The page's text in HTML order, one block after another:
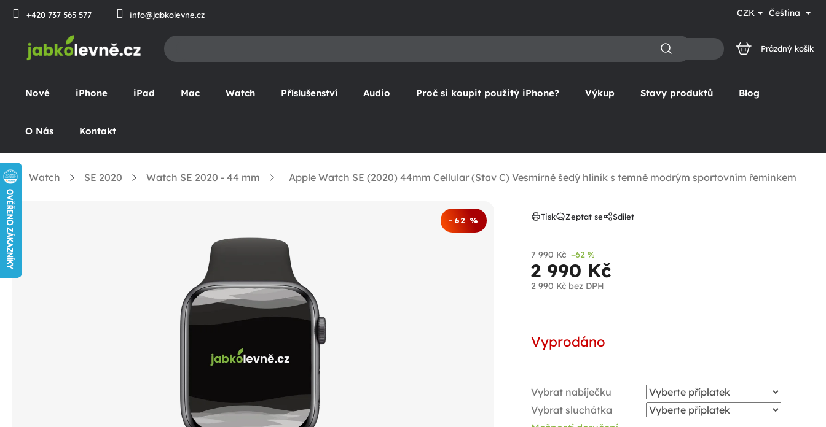
Přejít
+420 737 565 577 info@jabkolevne.cz CZK Čeština
NÁKUPNÍ
Prázdný košík
Nové iPhone iPad Mac Watch Příslušenství Audio Proč si koupit použitý iPhone? Výkup Stavy produktů Blog
O Nás Kontakt
Domů Watch SE 2020 Watch SE 2020 - 44 mm Apple Watch SE (2020) 44mm Cellular (Stav C) Vesmírně šedý hliník s temně modrým sportovním řemínkem
–62 %
7 990 Kč –62 %
2 990 Kč
2 990 Kč bez DPH
Vyprodáno
Vybrat nabíječku
Vybrat sluchátka
Tisk Zeptat se Sdílet